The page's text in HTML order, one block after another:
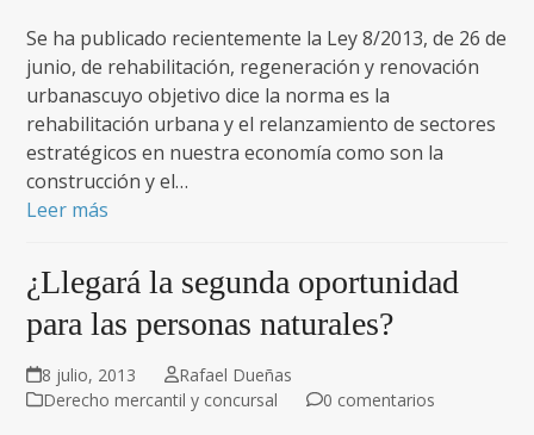
Se ha publicado recientemente la Ley 8/2013, de 26 de
junio, de rehabilitación, regeneración y renovación
urbanascuyo objetivo dice la norma es la
rehabilitación urbana y el relanzamiento de sectores
estratégicos en nuestra economía como son la
construcción y el…
Leer más
¿Llegará la segunda oportunidad
para las personas naturales?
8 julio, 2013
Rafael Dueñas
Derecho mercantil y concursal
0 comentarios